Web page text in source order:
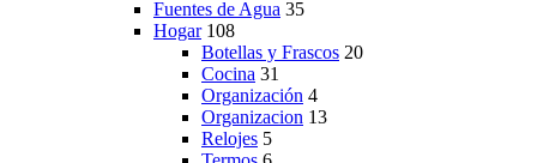
Fuentes de Agua 35
Hogar 108
Botellas y Frascos 20
Cocina 31
Organización 4
Organizacion 13
Relojes 5